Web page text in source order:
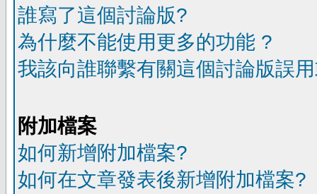
誰寫了這個討論版?
為什麼不能使用更多的功能 ?
我該向誰聯繫有關這個討論版誤
附加檔案
如何新增附加檔案?
如何在文章發表後新增附加檔案?